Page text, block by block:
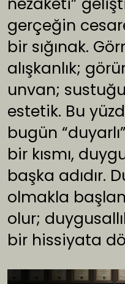
gerçeğin
bir sığınak.
alışkanlık;
unvan;
estetik. Bu
bugün
bir kısmı,
başka adıdır.
olmakla
olur;
bir hissiyata